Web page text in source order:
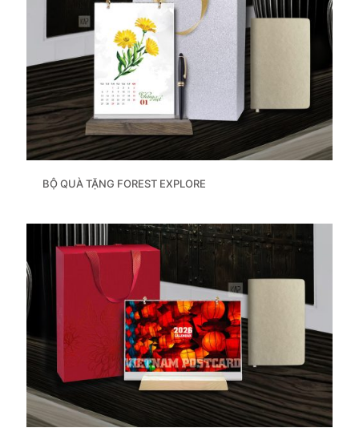
BỘ QUÀ TẶNG FOREST EXPLORE